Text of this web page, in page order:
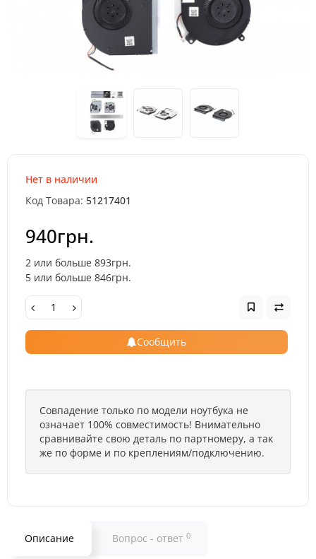
Нет в наличии
Код Товара: 51217401
940грн.
2 или больше 893грн.
5 или больше 846грн.
Сообщить
Совпадение только по модели ноутбука не
означает 100% совместимость! Внимательно
сравнивайте свою деталь по партномеру, а так
же по форме и по креплениям/подключению.
Описание Вопрос - ответ 0